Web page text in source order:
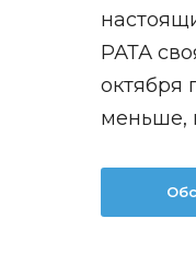
РАТА
октября
меньше,